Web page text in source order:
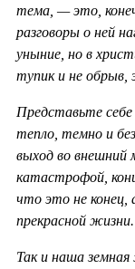
тема, — это,
разговоры о ней
уныние, но в
тупик и не обрыв,
Представьте
тепло, темно и
выход во внешний
катастрофой,
что это не конец,
прекрасной жизни.
Так и наша